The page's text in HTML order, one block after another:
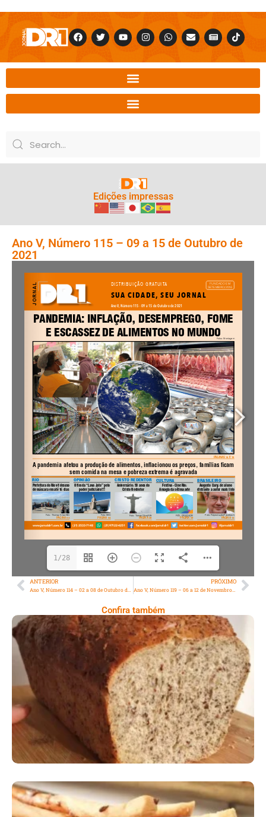
Edições impressas
Ano V, Número 115 – 09 a 15 de Outubro de
2021
1/28
ANTERIOR PRÓXIMO
Ano V, Número 119 – 06 a 12 de Novembro de 2021
Confira também
Comer Bem: Pão Low Carb